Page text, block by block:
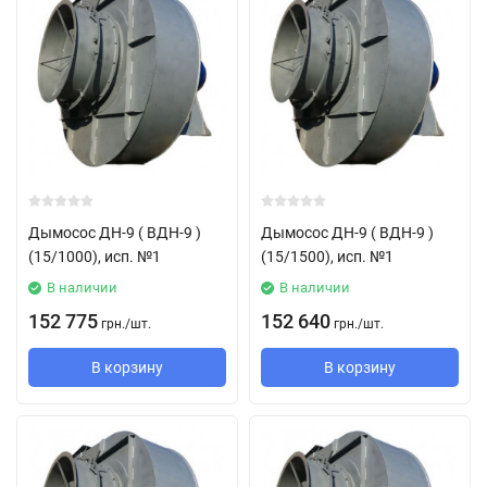
Дымосос ДН-9 ( ВДН-9 )
(15/1000), исп. №1
В наличии
152 775 грн./шт.
В корзину
Дымосос ДН-9 ( ВДН-9 )
(15/1500), исп. №1
В наличии
152 640 грн./шт.
В корзину